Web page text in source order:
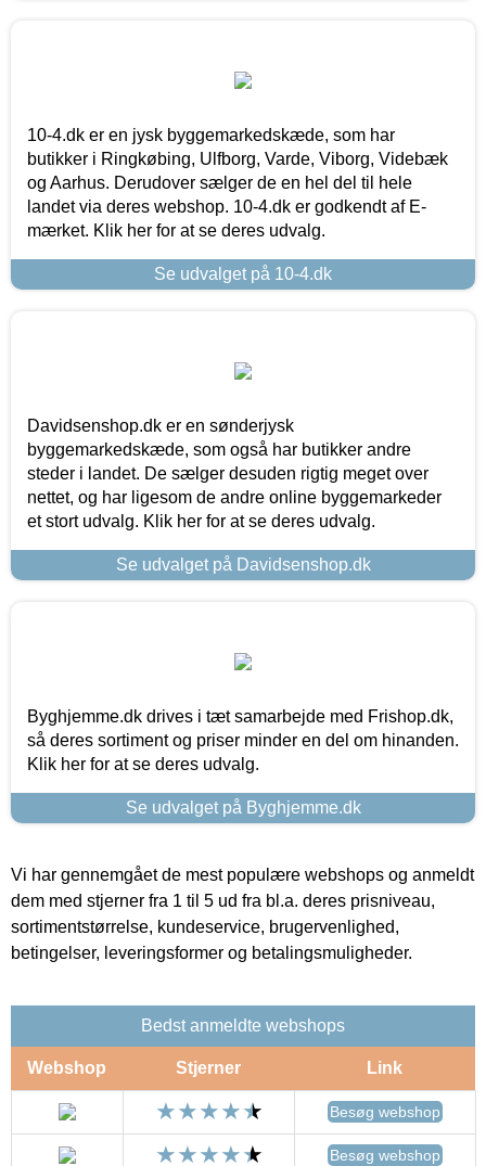
10-4.dk er en jysk byggemarkedskæde, som har
butikker i Ringkøbing, Ulfborg, Varde, Viborg, Videbæk
og Aarhus. Derudover sælger de en hel del til hele
landet via deres webshop. 10-4.dk er godkendt af E-
mærket. Klik her for at se deres udvalg.
Se udvalget på 10-4.dk
Davidsenshop.dk er en sønderjysk
byggemarkedskæde, som også har butikker andre
steder i landet. De sælger desuden rigtig meget over
nettet, og har ligesom de andre online byggemarkeder
et stort udvalg. Klik her for at se deres udvalg.
Se udvalget på Davidsenshop.dk
Byghjemme.dk drives i tæt samarbejde med Frishop.dk,
så deres sortiment og priser minder en del om hinanden.
Klik her for at se deres udvalg.
Se udvalget på Byghjemme.dk
Vi har gennemgået de mest populære webshops og anmeldt
dem med stjerner fra 1 til 5 ud fra bl.a. deres prisniveau,
sortimentstørrelse, kundeservice, brugervenlighed,
betingelser, leveringsformer og betalingsmuligheder.
Bedst anmeldte webshops
Webshop Stjerner Link
Besøg webshop
Besøg webshop